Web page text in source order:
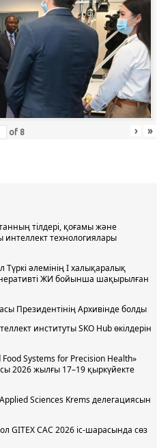
of 8 › »
тілдері, қоғамы және
интеллект технологиялары
әлемінің І халықаралық
ЖИ бойынша шақырылған
Президентінің Архивінде болды
институты SKO Hub өкілдерін
Systems for Precision Health»
2026 жылғы 17–19 қыркүйекте
Sciences Krems делегациясын
GITEX CAC 2026 іс-шарасында сөз